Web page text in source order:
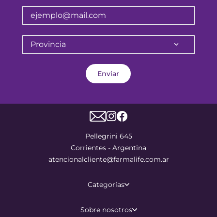
Provincia
Enviar
Pellegrini 645
Corrientes - Argentina
atencionalcliente@farmalife.com.ar
Categorías
Sobre nosotros